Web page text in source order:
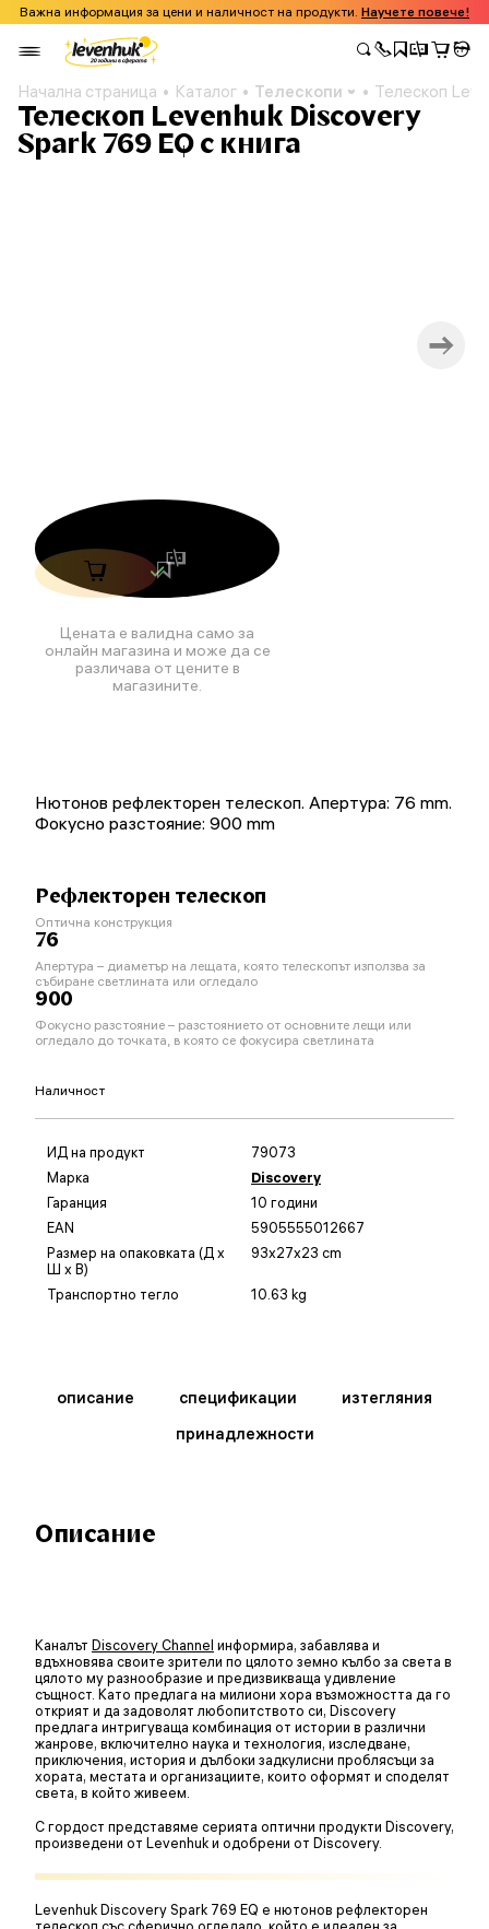
Важна информация за цени и наличност на продукти. Научете повече!
Начална страница Каталог Телескопи Телескоп
Телескоп Levenhuk Discovery
Spark 769 EQ с книга
Цената е валидна само за
онлайн магазина и може да се
различава от цените в
магазините.
Нютонов рефлекторен телескоп. Апертура: 76 mm.
Фокусно разстояние: 900 mm
Рефлекторен телескоп
Оптична конструкция
76
Апертура – диаметър на лещата, която телескопът използва за
събиране светлината или огледало
900
Фокусно разстояние – разстоянието от основните лещи или
огледало до точката, в която се фокусира светлината
Наличност
ИД на продукт
79073
Марка
Discovery
Гаранция
10 години
EAN
5905555012667
Размер на опаковката (Д x
Ш x В)
93x27x23 cm
Транспортно тегло 10.63 kg
описание спецификации
изтегляния
принадлежности
Описание
Каналът Discovery Channel информира, забавлява и
вдъхновява своите зрители по цялото земно кълбо за света в
цялото му разнообразие и предизвикваща удивление
същност. Като предлага на милиони хора възможността да го
открият и да задоволят любопитството си, Discovery
предлага интригуваща комбинация от истории в различни
жанрове, включително наука и технология, изследване,
приключения, история и дълбоки задкулисни проблясъци за
хората, местата и организациите, които оформят и споделят
света, в който живеем.
С гордост представяме серията оптични продукти Discovery,
произведени от Levenhuk и одобрени от Discovery.
Levenhuk Discovery Spark 769 EQ е нютонов рефлекторен